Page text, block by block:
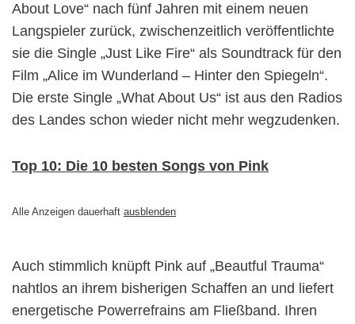
About Love“ nach fünf Jahren mit einem neuen
Langspieler zurück, zwischenzeitlich veröffentlichte
sie die Single „Just Like Fire“ als Soundtrack für den
Film „Alice im Wunderland – Hinter den Spiegeln“.
Die erste Single „What About Us“ ist aus den Radios
des Landes schon wieder nicht mehr wegzudenken.
Top 10: Die 10 besten Songs von Pink
Alle Anzeigen dauerhaft ausblenden
Auch stimmlich knüpft Pink auf „Beautful Trauma“
nahtlos an ihrem bisherigen Schaffen an und liefert
energetische Powerrefrains am Fließband. Ihren